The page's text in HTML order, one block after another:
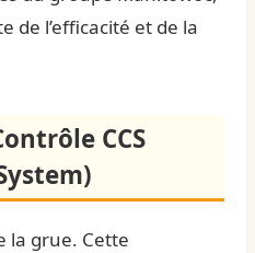
de l’efficacité et de la
CCS
la grue. Cette